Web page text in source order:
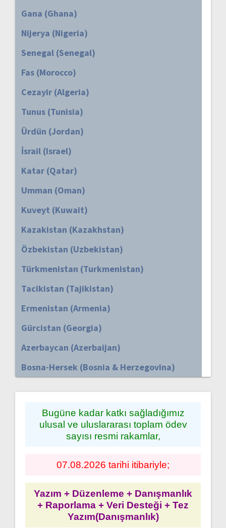
Gana (Ghana)
Nijerya (Nigeria)
Senegal (Senegal)
Fas (Morocco)
Cezayir (Algeria)
Tunus (Tunisia)
Ürdün (Jordan)
İsrail (Israel)
Katar (Qatar)
Umman (Oman)
Kuveyt (Kuwait)
Kazakistan (Kazakhstan)
Özbekistan (Uzbekistan)
Türkmenistan (Turkmenistan)
Tacikistan (Tajikistan)
Ermenistan (Armenia)
Gürcistan (Georgia)
Azerbaycan (Azerbaijan)
Bosna-Hersek (Bosnia & Herzegovina)
Bugüne kadar katkı sağladığımız
ulusal ve uluslararası toplam ödev
sayısı resmi rakamlar,
07.08.2026 tarihi itibariyle;
Yazım + Düzenleme + Danışmanlık
+ Raporlama + Veri Desteği + Tez
Yazım(Danışmanlık)